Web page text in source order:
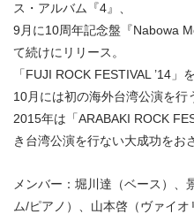
ス・アルバム『4』、
9月に10周年記念盤『Nabowa
て続けにリリース。
「FUJI ROCK FESTIVAL ’14」
10月には初の海外台湾公演を行
2015年は「ARABAKI ROCK
き台湾公演を行ない大成功をお
メンバー：堀川達（ベース）、
ム/ピアノ）、山本啓（ヴァイオ